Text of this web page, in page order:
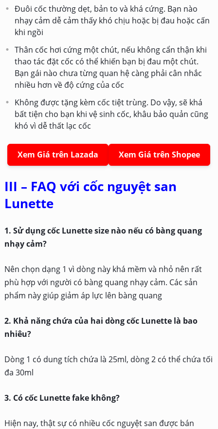
Đuôi cốc thường dẹt, bản to và khá cứng. Bạn nào
nhạy cảm dễ cảm thấy khó chịu hoặc bị đau hoặc cấn
khi ngồi
Thân cốc hơi cứng một chút, nếu không cẩn thận khi
thao tác đặt cốc có thể khiến bạn bị đau một chút.
Bạn gái nào chưa từng quan hệ càng phải cân nhắc
nhiều hơn về độ cứng của cốc
Không được tặng kèm cốc tiệt trùng. Do vậy, sẽ khá
bất tiện cho bạn khi vệ sinh cốc, khâu bảo quản cũng
khó vì dễ thất lạc cốc
Xem Giá trên Lazada Xem Giá trên Shopee
III – FAQ với cốc nguyệt san
Lunette
1. Sử dụng cốc Lunette size nào nếu có bàng quang
nhạy cảm?
Nên chọn dạng 1 vì dòng này khá mềm và nhỏ nên rất
phù hợp với người có bàng quang nhạy cảm. Các sản
phẩm này giúp giảm áp lực lên bàng quang
2. Khả năng chứa của hai dòng cốc Lunette là bao
nhiêu?
Dòng 1 có dung tích chứa là 25ml, dòng 2 có thể chứa tối
đa 30ml
3. Có cốc Lunette fake không?
Hiện nay, thật sự có nhiều cốc nguyệt san được bán